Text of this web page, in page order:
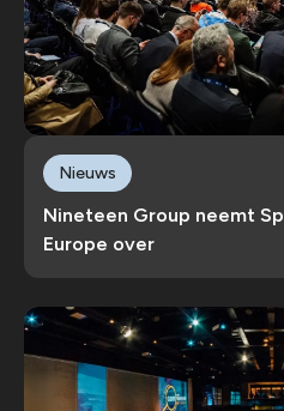
Nineteen Group neemt
Europe over
Nieuws